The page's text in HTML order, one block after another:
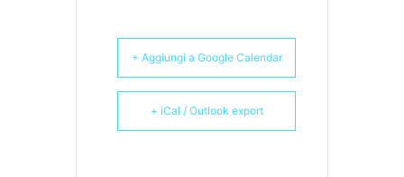
+ Aggiungi a Google Calendar
+ iCal / Outlook export